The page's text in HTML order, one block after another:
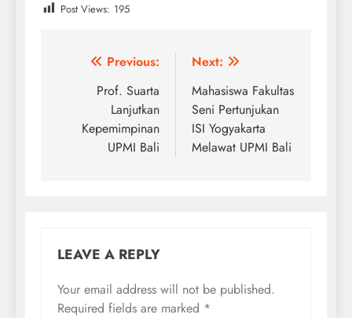
Post Views: 195
Post
navigation
Previous:
Prof. Suarta
Lanjutkan
Kepemimpinan
UPMI Bali
Next:
Mahasiswa Fakultas
Seni Pertunjukan
ISI Yogyakarta
Melawat UPMI Bali
LEAVE A REPLY
Your email address will not be published.
Required fields are marked *